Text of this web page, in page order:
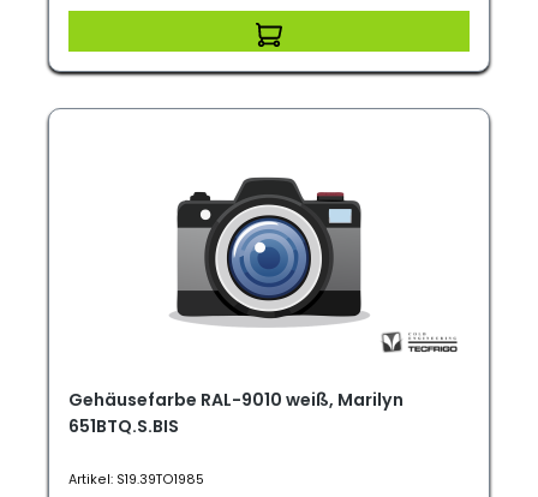
Gehäusefarbe RAL-9010 weiß, Marilyn
651BTQ.S.BIS
Artikel: S19.39TO1985